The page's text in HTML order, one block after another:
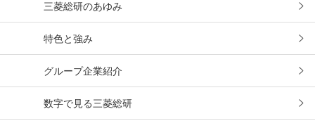
三菱総研のあゆみ
特色と強み
グループ企業紹介
数字で見る三菱総研